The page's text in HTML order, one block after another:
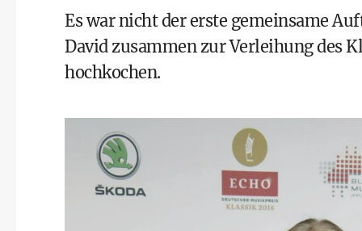
Es war nicht der erste gemeinsame
David zusammen zur Verleihung des
hochkochen.